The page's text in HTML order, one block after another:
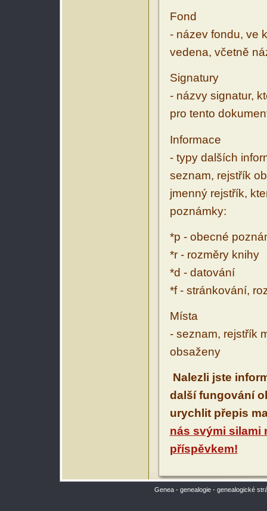
Fond
- název fondu, ve
vedena, včetně
Signatury
- názvy signatur,
pro tento
Informace
- typy dalších
seznam, rejstřík
jmenný rejstřík,
poznámky:
*p - obecné
*r - rozměry knihy
*d - datování
*f - stránkování,
Místa
- seznam, rejstřík
obsaženy
Nalezli jste
další fungování
urychlit přepis
nás svými silami
příspěvkem!
Genea - genealogie - genealogické